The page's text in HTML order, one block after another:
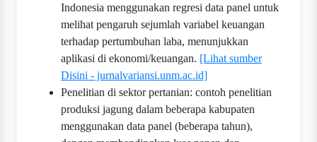
Indonesia menggunakan regresi data panel untuk
melihat pengaruh sejumlah variabel keuangan
terhadap pertumbuhan laba, menunjukkan
aplikasi di ekonomi/keuangan. [Lihat sumber
Disini - jurnalvariansi.unm.ac.id]
Penelitian di sektor pertanian: contoh penelitian
produksi jagung dalam beberapa kabupaten
menggunakan data panel (beberapa tahun),